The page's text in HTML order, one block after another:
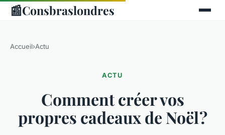
📰Consbraslondres
Accueil›Actu
ACTU
Comment créer vos
propres cadeaux de Noël ?